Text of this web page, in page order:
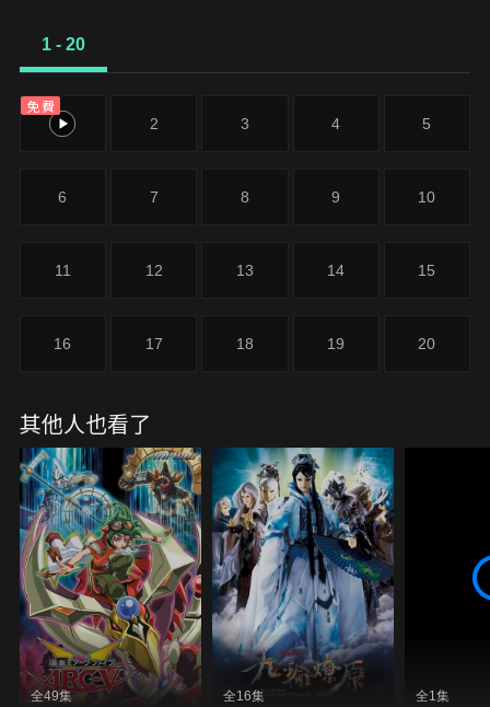
漩，吞沒萬物。萬分危急，莫召奴一掌送出船夫，隨
1 - 20
免費
1 2 3 4 5
6 7 8 9 10
11 12 13 14 15
16 17 18 19 20
其他人也看了
全49集 全16集 全1集